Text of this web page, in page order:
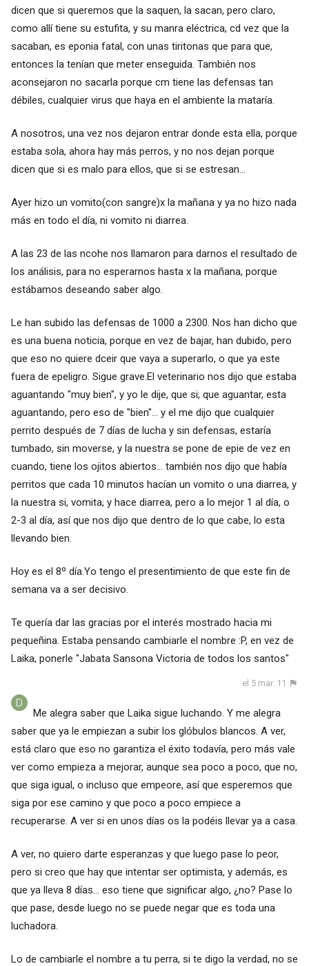
dicen que si queremos que la saquen, la sacan, pero claro,
como allí tiene su estufita, y su manra eléctrica, cd vez que la
sacaban, es eponia fatal, con unas tiritonas que para que,
entonces la tenían que meter enseguida. También nos
aconsejaron no sacarla porque cm tiene las defensas tan
débiles, cualquier virus que haya en el ambiente la mataría.
A nosotros, una vez nos dejaron entrar donde esta ella, porque
estaba sola, ahora hay más perros, y no nos dejan porque
dicen que si es malo para ellos, que si se estresan...
Ayer hizo un vomito(con sangre)x la mañana y ya no hizo nada
más en todo el día, ni vomito ni diarrea.
A las 23 de las ncohe nos llamaron para darnos el resultado de
los análisis, para no esperarnos hasta x la mañana, porque
estábamos deseando saber algo.
Le han subido las defensas de 1000 a 2300. Nos han dicho que
es una buena noticia, porque en vez de bajar, han dubido, pero
que eso no quiere dceir que vaya a superarlo, o que ya este
fuera de epeligro. Sigue grave.El veterinario nos dijo que estaba
aguantando "muy bien", y yo le dije, que si, que aguantar, esta
aguantando, pero eso de "bien"... y el me dijo que cualquier
perrito después de 7 días de lucha y sin defensas, estaría
tumbado, sin moverse, y la nuestra se pone de epie de vez en
cuando, tiene los ojitos abiertos... también nos dijo que había
perritos que cada 10 minutos hacían un vomito o una diarrea, y
la nuestra si, vomita, y hace diarrea, pero a lo mejor 1 al día, o
2-3 al día, así que nos dijo que dentro de lo que cabe, lo esta
llevando bien.
Hoy es el 8º día.Yo tengo el presentimiento de que este fin de
semana va a ser decisivo.
Te quería dar las gracias por el interés mostrado hacia mi
pequeñina. Estaba pensando cambiarle el nombre :P, en vez de
Laika, ponerle "Jabata Sansona Victoria de todos los santos"
el 5 mar. 11
Me alegra saber que Laika sigue luchando. Y me alegra
saber que ya le empiezan a subir los glóbulos blancos. A ver,
está claro que eso no garantiza el éxito todavía, pero más vale
ver como empieza a mejorar, aunque sea poco a poco, que no,
que siga igual, o incluso que empeore, así que esperemos que
siga por ese camino y que poco a poco empiece a
recuperarse. A ver si en unos días os la podéis llevar ya a casa.
A ver, no quiero darte esperanzas y que luego pase lo peor,
pero si creo que hay que intentar ser optimista, y además, es
que ya lleva 8 días... eso tiene que significar algo, ¿no? Pase lo
que pase, desde luego no se puede negar que es toda una
luchadora.
Lo de cambiarle el nombre a tu perra, si te digo la verdad, no se